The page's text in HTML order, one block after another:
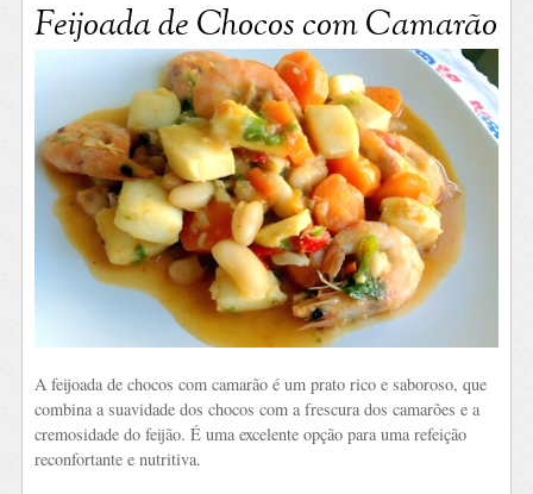
Feijoada de Chocos com Camarão
A feijoada de chocos com camarão é um prato rico e saboroso, que
combina a suavidade dos chocos com a frescura dos camarões e a
cremosidade do feijão. É uma excelente opção para uma refeição
reconfortante e nutritiva.